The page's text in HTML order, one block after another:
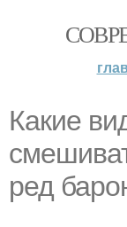
Какие
ред